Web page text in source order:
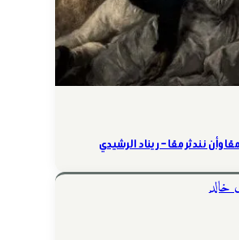
وأن نندثر معًا – ريناد الرشيدي